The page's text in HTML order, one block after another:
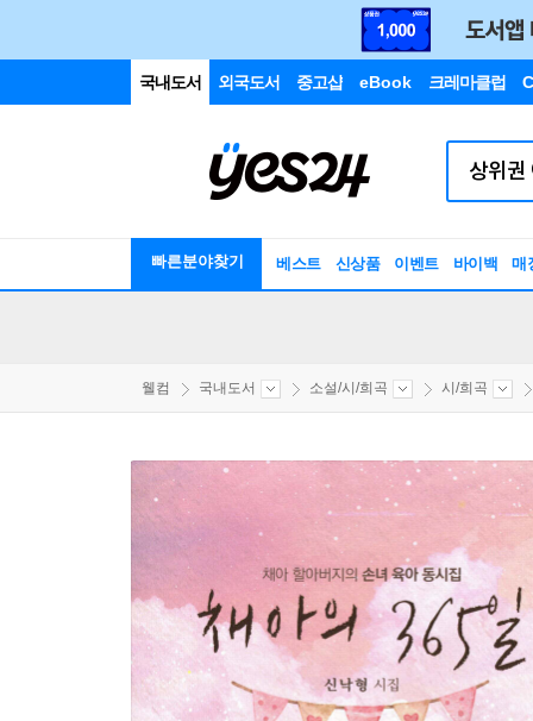
국내도서 외국도서 중고샵 eBook 크레마클럽
빠른분야찾기 베스트 신상품 이벤트 바이백 매
웰컴 국내도서 소설/시/희곡 시/희곡